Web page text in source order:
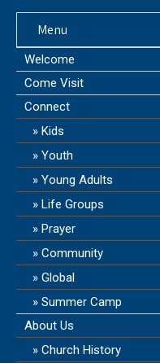
Menu
Welcome
Come Visit
Connect
Kids
Youth
Young Adults
Life Groups
Prayer
Community
Global
Summer Camp
About Us
Church History